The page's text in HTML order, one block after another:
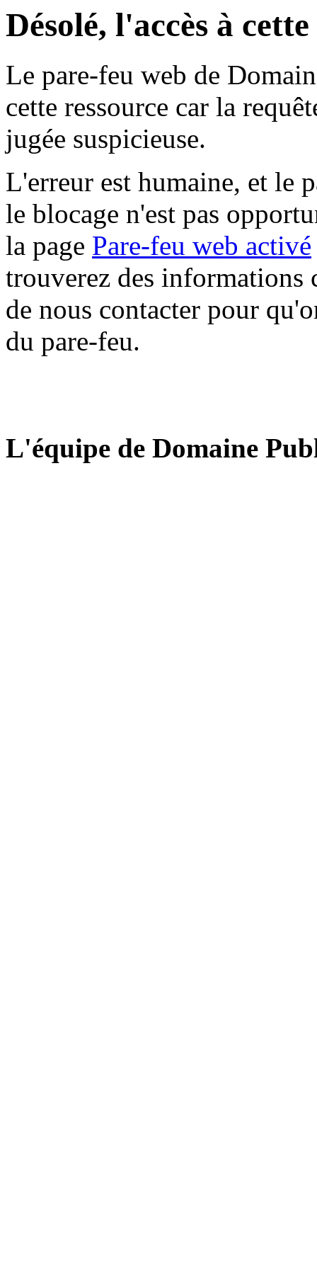
Désolé, l'accès à
Le pare-feu web de
cette ressource car la
jugée suspicieuse.
L'erreur est humaine, et le
le blocage n'est pas
la page Pare-feu web activé
trouverez des informations
de nous contacter pour
du pare-feu.
L'équipe de Domaine